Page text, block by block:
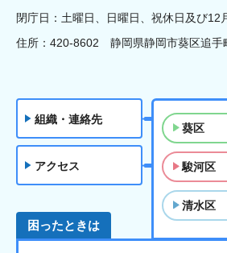
閉庁日：土曜日、日曜日、祝休日及び12
住所：420-8602 静岡県静岡市葵区追手
組織・連絡先
アクセス
葵区
駿河区
清水区
困ったときは